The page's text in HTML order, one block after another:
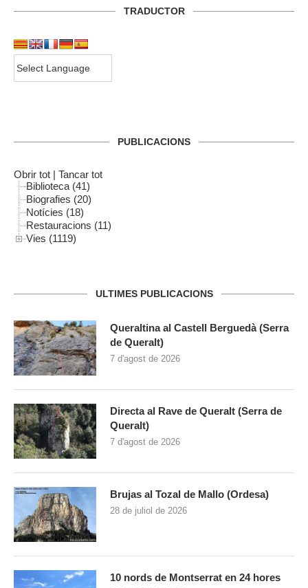
TRADUCTOR
PUBLICACIONS
Obrir tot | Tancar tot
Biblioteca (41)
Biografies (20)
Notícies (18)
Restauracions (11)
Vies (1119)
ULTIMES PUBLICACIONS
Queraltina al Castell Berguedà (Serra
de Queralt)
7 d'agost de 2026
Directa al Rave de Queralt (Serra de
Queralt)
7 d'agost de 2026
Brujas al Tozal de Mallo (Ordesa)
28 de juliol de 2026
10 nords de Montserrat en 24 hores